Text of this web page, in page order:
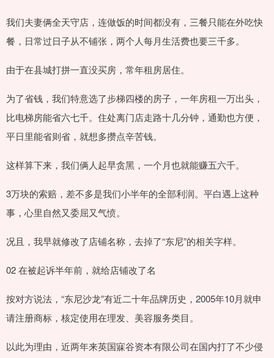
我们夫妻俩全天守店，连做饭的时间都没有，三餐只能在外吃快
餐，日常过日子从不铺张，两个人每月生活费也要三千多。
由于在县城打拼一直没买房，常年租房居住。
为了省钱，我们特意选了步梯四楼的房子，一年房租一万出头，
比电梯房能省六七千。住处离门店走路十几分钟，通勤也方便，
平日里能省则省，就想多攒点辛苦钱。
这样算下来，我们俩人起早贪黑，一个月也就能赚五六千。
3万块的索赔，差不多是我们小半年的全部利润。平白遇上这种
事，心里自然又委屈又气愤。
况且，我早就修改了店铺名称，去掉了“东尼”的相关字样。
02 在被起诉半年前，就给店铺改了名
按对方说法，“东尼沙龙”有近二十年品牌历史，2005年10月就申
请注册商标，核定使用在理发、美容服务类目。
以此为理由，近两年来英国寐谷资本有限公司在国内打了不少侵